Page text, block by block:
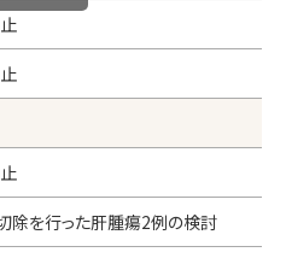
除を行った肝腫瘍2例の検討